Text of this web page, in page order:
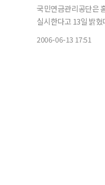
국민연금관리공단은
실시한다고 13일 밝혔다. 국민연금 가입자는 공단 홈페이지를 통해 자신이 불입한 연금내역, 향후 받게 될 연금액(
2006-06-13 17:51